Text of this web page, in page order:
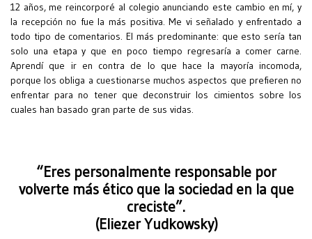
12 años, me reincorporé al colegio anunciando este cambio en mí, y
la recepción no fue la más positiva. Me vi señalado y enfrentado a
todo tipo de comentarios. El más predominante: que esto sería tan
solo una etapa y que en poco tiempo regresaría a comer carne.
Aprendí que ir en contra de lo que hace la mayoría incomoda,
porque los obliga a cuestionarse muchos aspectos que prefieren no
enfrentar para no tener que deconstruir los cimientos sobre los
cuales han basado gran parte de sus vidas.
“Eres personalmente responsable por
volverte más ético que la sociedad en la que
creciste”.
(Eliezer Yudkowsky)